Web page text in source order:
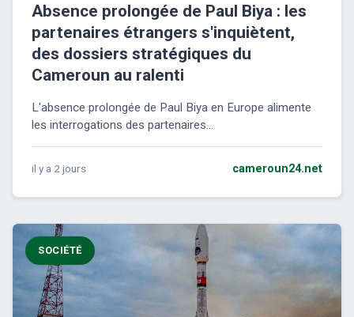
Absence prolongée de Paul Biya : les
partenaires étrangers s'inquiètent,
des dossiers stratégiques du
Cameroun au ralenti
L'absence prolongée de Paul Biya en Europe alimente
les interrogations des partenaires...
il y a 2 jours cameroun24.net
SOCIÉTÉ